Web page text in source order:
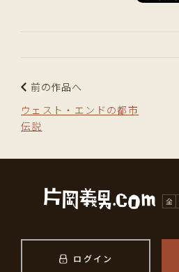
前の作品へ
ウェスト・エンドの都市
伝説
ログイン